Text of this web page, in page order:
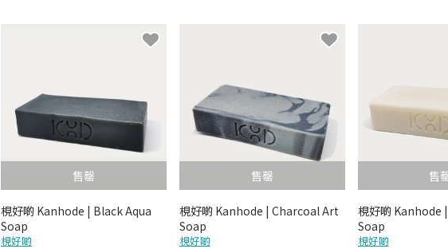
售罄
梘好啲 Kanhode | Black Aqua
Soap
梘好啲
售罄
梘好啲 Kanhode | Charcoal Art
Soap
梘好啲
售
梘好啲 Kanhode
Soap
梘好啲